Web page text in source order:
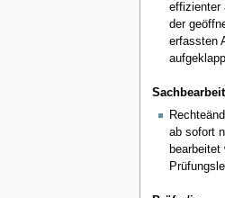
effizienter
der
erfassten
ab sofort
bearbeitet